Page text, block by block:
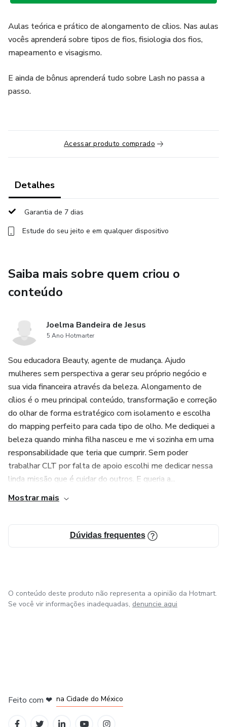
Aulas teórica e prático de alongamento de cílios. Nas aulas
vocês aprenderá sobre tipos de fios, fisiologia dos fios,
mapeamento e visagismo.
E ainda de bônus aprenderá tudo sobre Lash no passa a
passo.
Acessar produto comprado
Detalhes
Garantia de 7 dias
Estude do seu jeito e em qualquer dispositivo
Saiba mais sobre quem criou o
conteúdo
Joelma Bandeira de Jesus
5 Ano Hotmarter
Sou educadora Beauty, agente de mudança. Ajudo
mulheres sem perspectiva a gerar seu próprio negócio e
sua vida financeira através da beleza. Alongamento de
cílios é o meu principal conteúdo, transformação e correção
do olhar de forma estratégico com isolamento e escolha
do mapping perfeito para cada tipo de olho. Me dediquei a
beleza quando minha filha nasceu e me vi sozinha em uma
responsabilidade que teria que cumprir. Sem poder
trabalhar CLT por falta de apoio escolhi me dedicar nessa
linda missão que é cuidar do outros. E queria a...
Mostrar mais
Dúvidas frequentes
O conteúdo deste produto não representa a opinião da Hotmart.
Se você vir informações inadequadas, denuncie aqui
Feito com ❤ na Cidade do México